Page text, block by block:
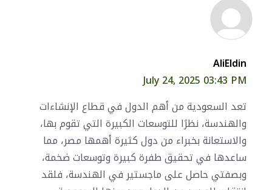
AliEldin
July 24, 2025 03:43 PM
تعد السعودية من أهم الدول في قطاع الإنشاءات
والهندسة، نظرًا للتوسعات الكبيرة التي تقوم بها،
والاستعانة بخبراء من دول كثيرة أهمها مصر، مما
ساعدها في تحقيق طفرة كبيرة وتوسعات ضخمة،
وبصفتي حاصل على ماجستير في الهندسة، فلقد